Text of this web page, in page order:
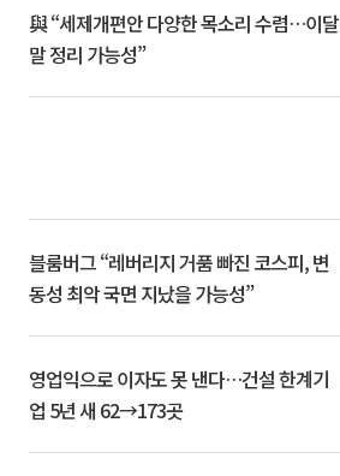
與 “세제개편안 다양한 목소리 수렴…이달
말 정리 가능성”
블룸버그 “레버리지 거품 빠진 코스피, 변
동성 최악 국면 지났을 가능성”
영업익으로 이자도 못 낸다…건설 한계기
업 5년 새 62→173곳